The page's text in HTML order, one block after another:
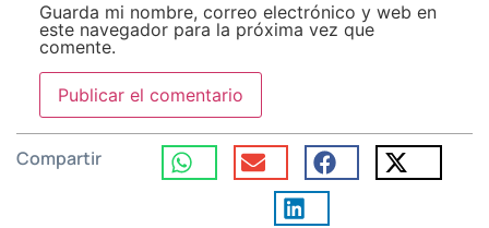
Guarda mi nombre, correo electrónico y web en
este navegador para la próxima vez que
comente.
Compartir